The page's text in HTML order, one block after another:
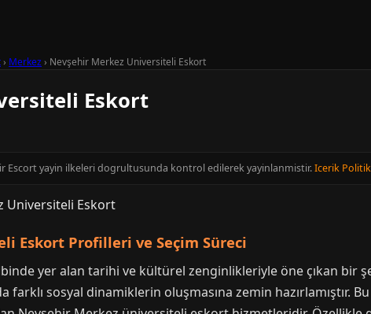
› Merkez› Nevşehir Merkez Universiteli Eskort
Eskort
Escort yayin ilkeleri dogrultusunda kontrol edilerek yayinlanmistir.Icerik
Eskort Profilleri ve Seçim Süreci
yer alan tarihi ve kültürel zenginlikleriyle öne çıkan bir
sosyal dinamiklerin oluşmasına zemin hazırlamıştır.